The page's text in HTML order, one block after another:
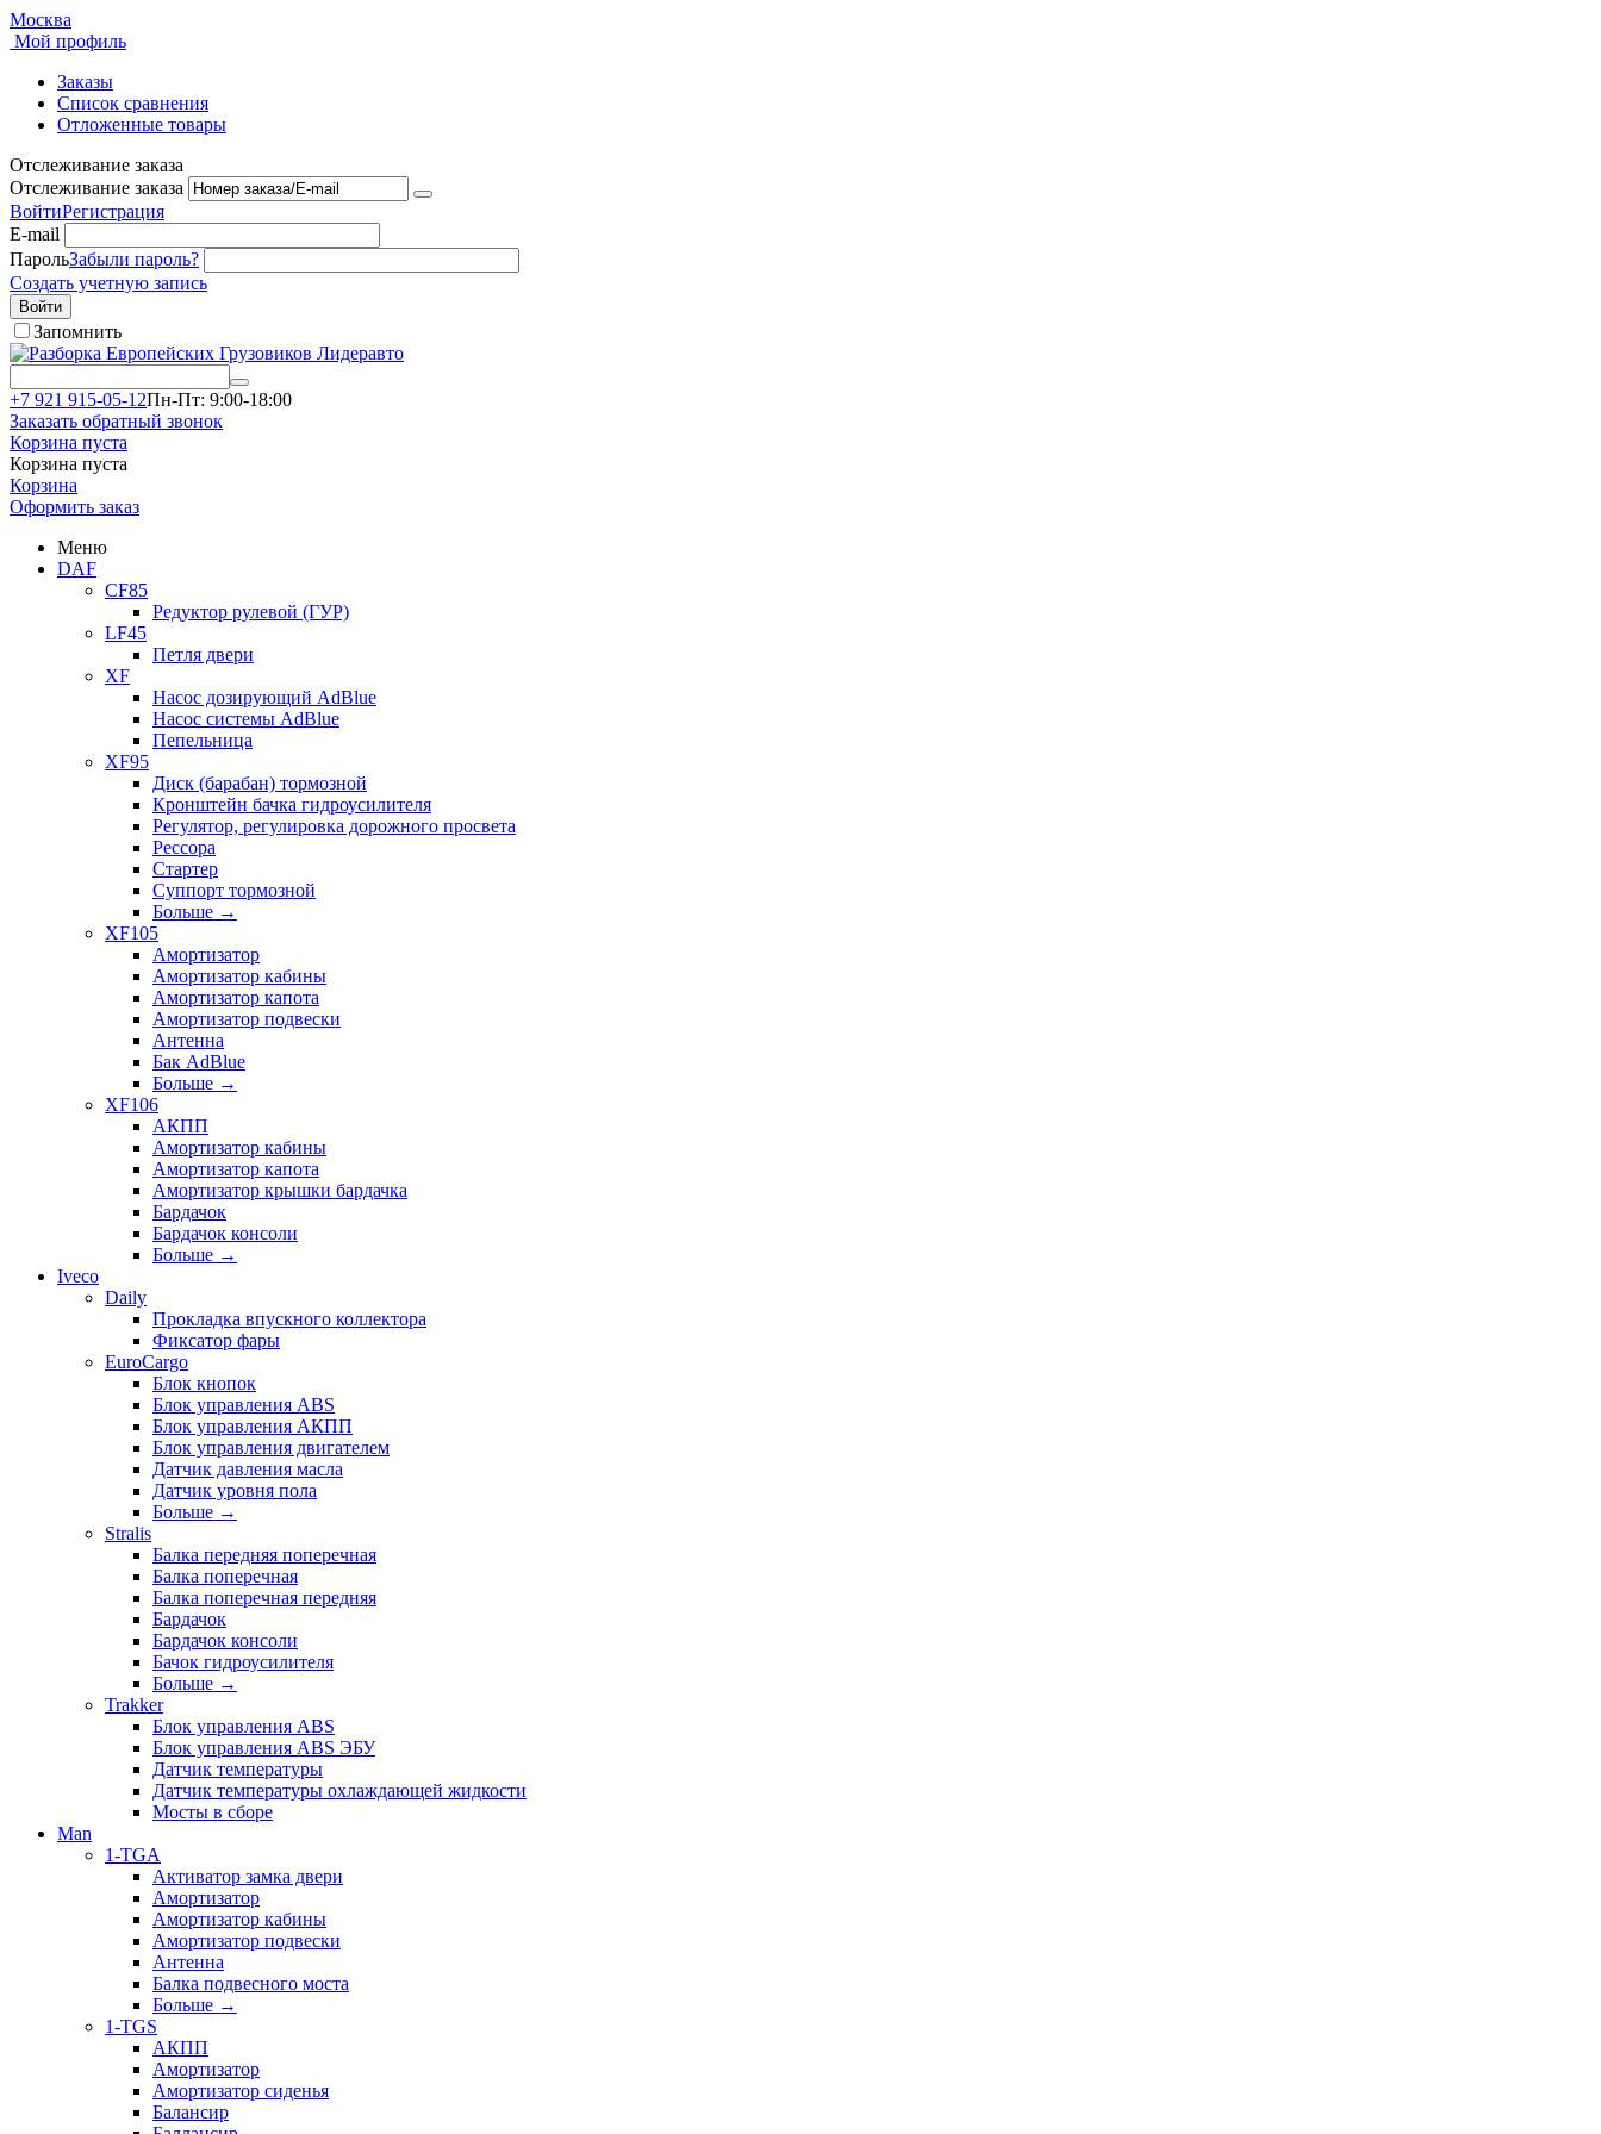
Москва
Мой профиль
Заказы
Список сравнения
Отложенные товары
Отслеживание заказа
Отслеживание заказа
ВойтиРегистрация
E-mail
ПарольЗабыли пароль?
Создать учетную запись
Войти
Запомнить
+7 921 915-05-12Пн-Пт: 9:00-18:00
Заказать обратный звонок
Корзина пуста
Корзина пуста
Корзина
Оформить заказ
Меню
DAF
CF85
Редуктор рулевой (ГУР)
LF45
Петля двери
XF
Насос дозирующий AdBlue
Насос системы AdBlue
Пепельница
XF95
Диск (барабан) тормозной
Кронштейн бачка гидроусилителя
Регулятор, регулировка дорожного просвета
Рессора
Стартер
Суппорт тормозной
Больше →
XF105
Амортизатор
Амортизатор кабины
Амортизатор капота
Амортизатор подвески
Антенна
Бак AdBlue
Больше →
XF106
АКПП
Амортизатор кабины
Амортизатор капота
Амортизатор крышки бардачка
Бардачок
Бардачок консоли
Больше →
Iveco
Daily
Прокладка впускного коллектора
Фиксатор фары
EuroCargo
Блок кнопок
Блок управления ABS
Блок управления АКПП
Блок управления двигателем
Датчик давления масла
Датчик уровня пола
Больше →
Stralis
Балка передняя поперечная
Балка поперечная
Балка поперечная передняя
Бардачок
Бардачок консоли
Бачок гидроусилителя
Больше →
Trakker
Блок управления ABS
Блок управления ABS ЭБУ
Датчик температуры
Датчик температуры охлаждающей жидкости
Мосты в сборе
Man
1-TGA
Активатор замка двери
Амортизатор
Амортизатор кабины
Амортизатор подвески
Антенна
Балка подвесного моста
Больше →
1-TGS
АКПП
Амортизатор
Амортизатор сиденья
Балансир